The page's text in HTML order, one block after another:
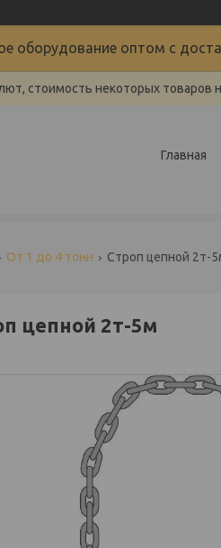
оборудование оптом с
стоимость некоторых товаров
Главная
От 1 до 4 тонн Строп цепной 2т-
цепной 2т-5м